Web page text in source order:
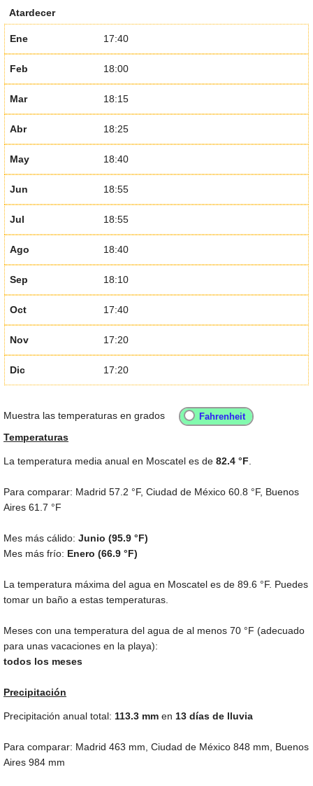
Atardecer
Ene 17:40
Feb 18:00
Mar 18:15
Abr 18:25
May 18:40
Jun 18:55
Jul 18:55
Ago 18:40
Sep 18:10
Oct 17:40
Nov 17:20
Dic 17:20
Muestra las temperaturas en grados
Temperaturas
La temperatura media anual en Moscatel es de 82.4 °F
Para comparar: Madrid 57.2 °F, Ciudad de México 60.8 °F, Buenos
Aires 61.7 °F
Mes más cálido: Junio (95.9 °F)
Mes más frío: Enero (66.9 °F)
La temperatura máxima del agua en Moscatel es de 89.6 °F. Puedes
tomar un baño a estas temperaturas.
Meses con una temperatura del agua de al menos 70 °F (adecuado
para unas vacaciones en la playa):
todos los meses
Precipitación
Precipitación anual total: 113.3 mm en 13 días de lluvia
Para comparar: Madrid 463 mm , Ciudad de México 848 mm , Buenos
Aires 984 mm